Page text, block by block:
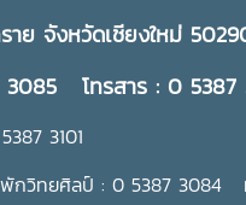
ย จังหวัดเชียงใหม่
โทรสาร : 0 5387
3101
วิทยศิลป์ : 0 5387 3084